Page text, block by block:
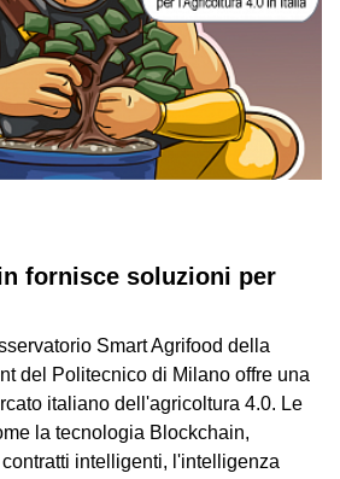
fornisce soluzioni per
Smart Agrifood della
del Politecnico di Milano offre una
italiano dell'agricoltura 4.0. Le
la tecnologia Blockchain,
intelligenti, l'intelligenza